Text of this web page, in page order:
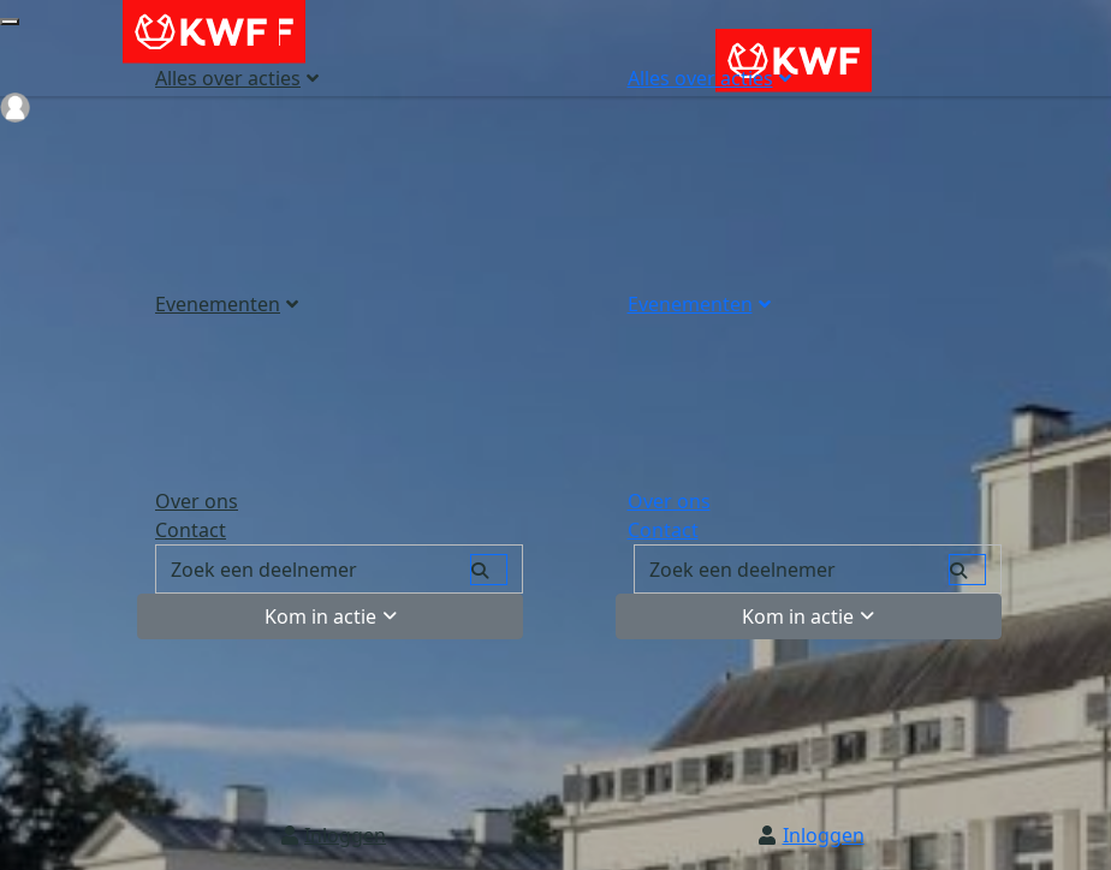
Alles over acties
Evenementen
Over ons
Contact
Kom in actie
Inloggen
Alles over acties
Evenementen
Over ons
Contact
Kom in actie
Inloggen